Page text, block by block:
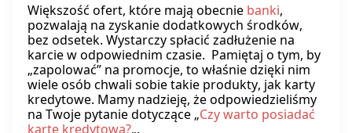
Większość ofert, które mają obecnie banki,
pozwalają na zyskanie dodatkowych środków,
bez odsetek. Wystarczy spłacić zadłużenie na
karcie w odpowiednim czasie. Pamiętaj o tym, by
„zapolować” na promocje, to właśnie dzięki nim
wiele osób chwali sobie takie produkty, jak karty
kredytowe. Mamy nadzieję, że odpowiedzieliśmy
na Twoje pytanie dotyczące „Czy warto posiadać
kartę kredytową?„.